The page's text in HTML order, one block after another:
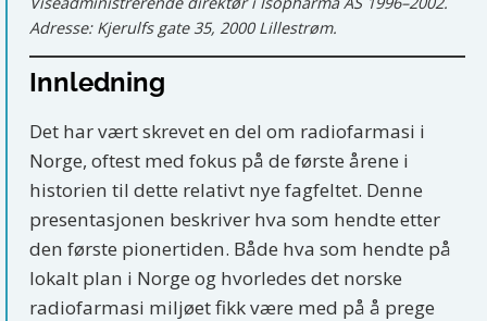
Adresse: Kjerulfs gate 35, 2000 Lillestrøm.
Innledning
Det har vært skrevet en del om radiofarmasi i
Norge, oftest med fokus på de første årene i
historien til dette relativt nye fagfeltet. Denne
presentasjonen beskriver hva som hendte etter
den første pionertiden. Både hva som hendte på
lokalt plan i Norge og hvorledes det norske
radiofarmasi miljøet fikk være med på å prege